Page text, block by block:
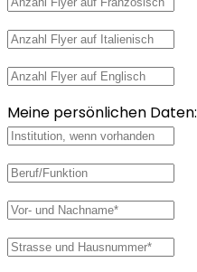
Meine persönlichen Daten: